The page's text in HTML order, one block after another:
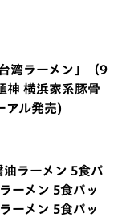
湾ラーメン」（9
神 横浜家系豚骨
アル発売)
ラーメン 5食パ
ーメン 5食パッ
ーメン 5食パッ